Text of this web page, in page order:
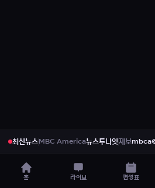
최신뉴스 MBC America뉴스투나잇제보
(2026년 8월 6일) [속보] “미국 원
홈 라이브 편성표